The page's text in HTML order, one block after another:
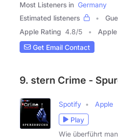
Most Listeners in Germany
Estimated listeners
Apple Rating 4.8/5
Get Email Contact
9. stern Crime -
Spotify
Apple
Play
Wie überführt